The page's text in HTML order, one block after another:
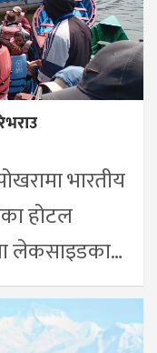
भारतीय
होटल
लेकसाइडका…